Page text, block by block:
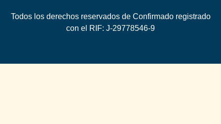
Todos los derechos reservados de Confirmado registrado
con el RIF: J-29778546-9